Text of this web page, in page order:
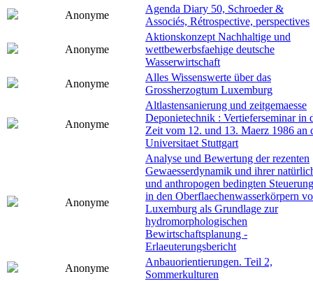
Anonyme
Agenda Diary 50, Schroeder &
Associés, Rétrospective, perspectives
Anonyme
Aktionskonzept Nachhaltige und
wettbewerbsfaehige deutsche
Wasserwirtschaft
Anonyme
Alles Wissenswerte über das
Grossherzogtum Luxemburg
Anonyme
Altlastensanierung und zeitgemaesse
Deponietechnik : Vertieferseminar in
Zeit vom 12. und 13. Maerz 1986 an
Universitaet Stuttgart
Anonyme
Analyse und Bewertung der rezenten
Gewaesserdynamik und ihrer
und anthropogen bedingten Steuerung
in den Oberflaechenwasserkörpern
Luxemburg als Grundlage zur
hydromorphologischen
Bewirtschaftsplanung -
Erlaeuterungsbericht
Anonyme
Anbauorientierungen. Teil 2,
Sommerkulturen